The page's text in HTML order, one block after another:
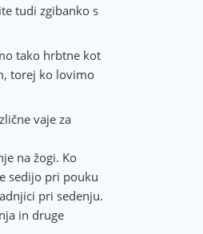
tudi zgibanko s
tako hrbtne kot
torej ko lovimo
vaje za
na žogi. Ko
sedijo pri pouku
pri sedenju.
in druge